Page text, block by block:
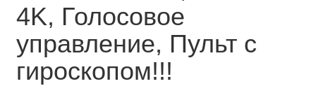
4K, Голосовое
управление, Пульт с
гироскопом!!!